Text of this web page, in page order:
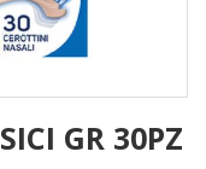
GR 30PZ